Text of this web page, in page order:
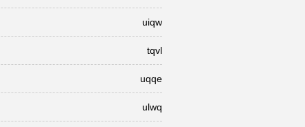
uiqw
tqvl
uqqe
ulwq